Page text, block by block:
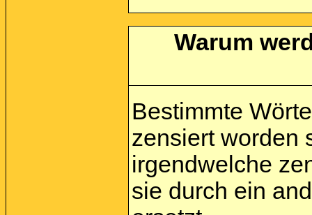
Warum
Bestimmte
zensiert worden
irgendwelche
sie durch ein